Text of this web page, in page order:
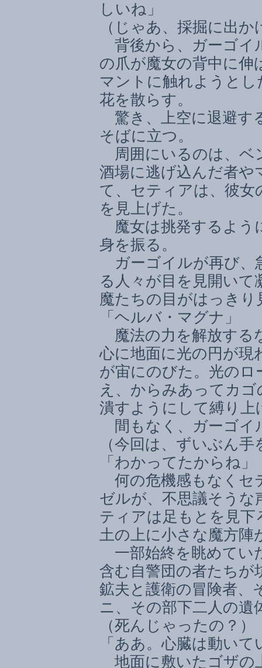
しいね」
（じゃあ、採掘に出
背後から、ガーゴイ
の爪が魔女の背中に
マントに触れようと
花を散らす。
驚き、上空に退避す
そばに立つ。
周囲にいるのは、ベ
酒場に逃げ込んだ者や
て、セティアは、彼
を見上げた。
魔女は挑発するよう
身を振る。
ガーゴイルが再び、
る人々が目を見開いて
魔たちの目がはっき
「ヘルバ・マグナ」
魔法の力を解放する
心に地面に光の円が現
が宙にのびた。光の
え、からみあってカ
潰すようにして縛り上
間もなく、ガーゴイ
（今回は、ずいぶん
「わかってたからね」
何の危機感もなくセ
ゼルが、不思議そう
ティアは足もとを見
土の上に小さな魔方陣
一部始終を眺めてい
含む自警団の者たちが
鉱夫と護衛の冒険者、
ニ、その部下二人の遺
（死んじゃったの？）
「ああ。心臓は動いて
地面に敷いたゴザの